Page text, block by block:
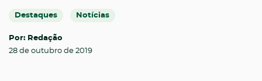
Destaques Notícias
Por: Redação
28 de outubro de 2019